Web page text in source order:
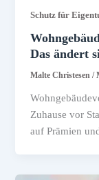
Schutz für
Das ändert
Malte Christesen/
Zuhause vor
auf Prämien